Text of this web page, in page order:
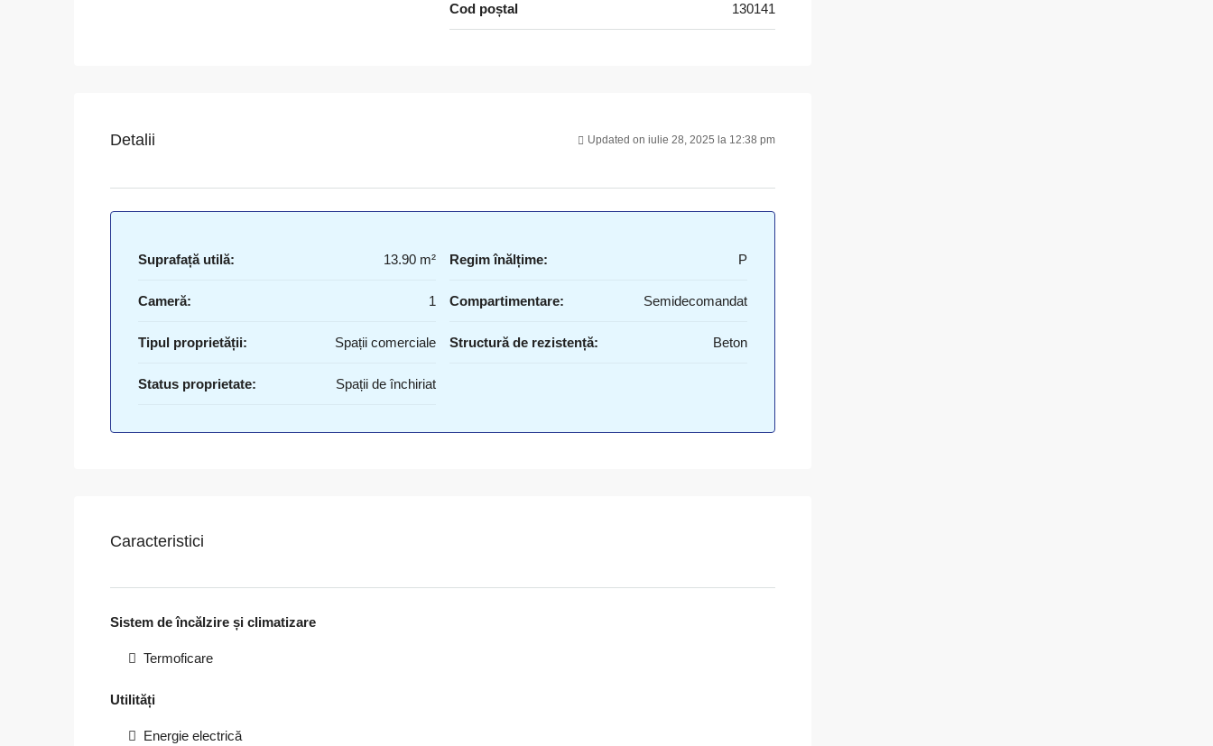
Cod poștal 130141
Detalii Updated on iulie 28, 2025 la 12:38 pm
Suprafață utilă: 13.90 m²
Cameră: 1
Tipul proprietății: Spații comerciale
Status proprietate: Spații de închiriat
Regim înălțime: P
Compartimentare: Semidecomandat
Structură de rezistență: Beton
Caracteristici
Sistem de încălzire și climatizare
Termoficare
Utilități
Energie electrică